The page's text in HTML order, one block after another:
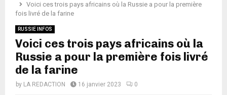
Voici ces trois pays africains où la Russie a pour la première
fois livré de la farine
RUSSIE INFOS
Voici ces trois pays africains où la
Russie a pour la première fois livré
de la farine
by LA REDACTION 16 janvier 2023 0